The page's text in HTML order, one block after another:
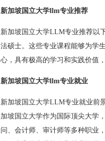
新加坡国立大学llm专业推荐
新加坡国立大学LLM专业推荐以
法硕士。这些专业课程能够为学
心，具有极高的学习和实践价值
新加坡国立大学llm专业就业
新加坡国立大学LLM专业就业前
加坡国立大学作为国际顶尖大学
问、会计师、审计师等多种职业